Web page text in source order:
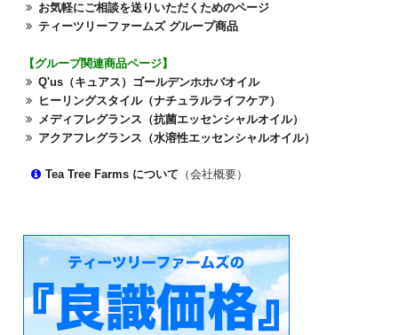
お気軽にご相談を送りいただくためのページ
ティーツリーファームズ グループ商品
【グループ関連商品ページ】
Q'us（キュアス）ゴールデンホホバオイル
ヒーリングスタイル（ナチュラルライフケア）
メディフレグランス（抗菌エッセンシャルオイル）
アクアフレグランス（水溶性エッセンシャルオイル）
Tea Tree Farms について （会社概要）